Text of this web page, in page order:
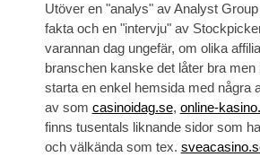
Utöver en "analys" av Analyst
fakta och en "intervju" av
varannan dag ungefär, om olika
branschen kanske det låter bra
starta en enkel hemsida med några
av som casinoidag.se, online-
finns tusentals liknande sidor som
och välkända som tex.